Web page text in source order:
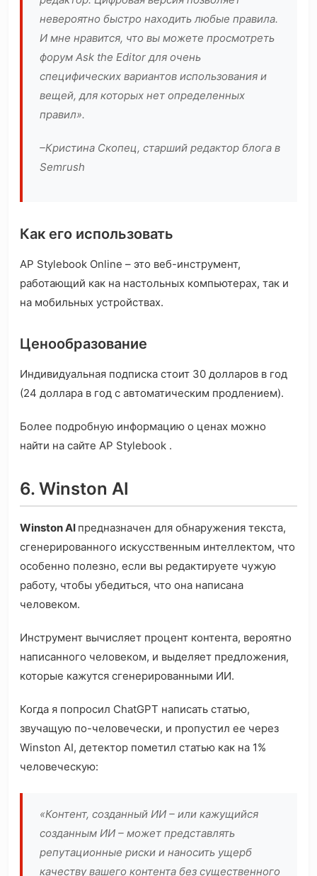
невероятно быстро находить любые правила.
И мне нравится, что вы можете просмотреть
форум Ask the Editor для очень
специфических вариантов использования и
вещей, для которых нет определенных
правил».
–Кристина Скопец, старший редактор блога в
Semrush
Как его использовать
AP Stylebook Online – это веб-инструмент,
работающий как на настольных компьютерах, так и
на мобильных устройствах.
Ценообразование
Индивидуальная подписка стоит 30 долларов в год
(24 доллара в год с автоматическим продлением).
Более подробную информацию о ценах можно
найти на сайте AP Stylebook .
6. Winston AI
Winston AI предназначен для обнаружения текста,
сгенерированного искусственным интеллектом, что
особенно полезно, если вы редактируете чужую
работу, чтобы убедиться, что она написана
человеком.
Инструмент вычисляет процент контента, вероятно
написанного человеком, и выделяет предложения,
которые кажутся сгенерированными ИИ.
Когда я попросил ChatGPT написать статью,
звучащую по-человечески, и пропустил ее через
Winston AI, детектор пометил статью как на 1%
человеческую:
«Контент, созданный ИИ – или кажущийся
созданным ИИ – может представлять
репутационные риски и наносить ущерб
качеству вашего контента без существенного